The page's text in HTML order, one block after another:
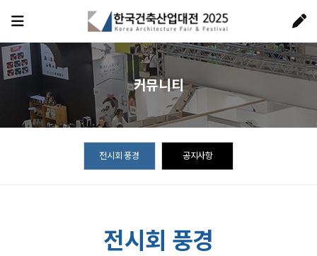
전시회 풍경 공지사항
커뮤니티
전시회 풍경